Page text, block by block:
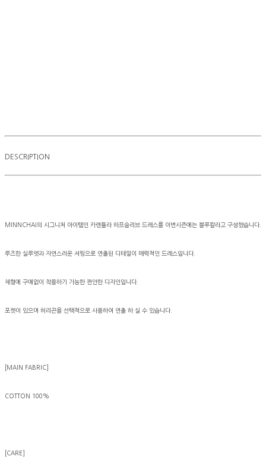
DESCRIPTION
MINNCHAI의 시그니처 아이템인 카렌듈라 하프슬리브 드레스를 이번시즌에는 블루칼라고 구성했습니다.
루즈한 실루엣과 자연스러운 셔링으로 연출된 디테일이 매력적인 드레스입니다.
체형에 구애없이 착용하기 가능한 편안한 디자인입니다.
포켓이 있으며 허리끈을 선택적으로 사용하여 연출 하 실 수 있습니다.
[MAIN FABRIC]
COTTON 100%
[CARE]